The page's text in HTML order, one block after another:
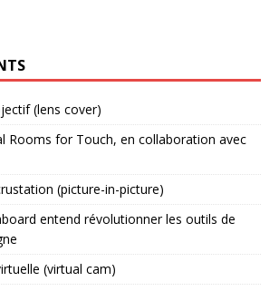
(lens cover)
Rooms for Touch, en collaboration avec
(picture-in-picture)
entend révolutionner les outils de
(virtual cam)